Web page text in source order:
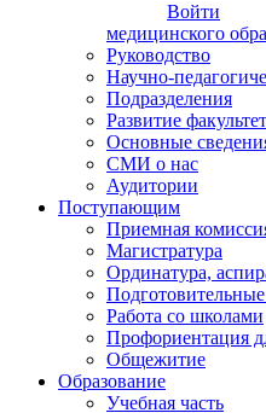
Войти
медицинского
Руководство
Научно-
Подразделения
Развитие
Основные
СМИ о нас
Аудитории
Поступающим
Приемная
Магистратура
Ординатура,
Работа со школами
Профориентация
Общежитие
Образование
Учебная часть